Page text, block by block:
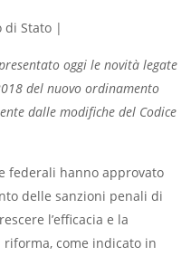
di Stato |
oggi le novità legate
del nuovo ordinamento
dalle modifiche del Codice
federali hanno approvato
delle sanzioni penali di
l’efficacia e la
come indicato in